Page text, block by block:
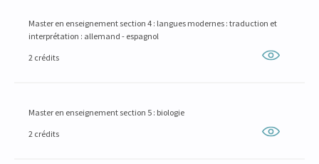
Master en enseignement section 4 : langues modernes : traduction et
interprétation : allemand - espagnol
2 crédits
Master en enseignement section 5 : biologie
2 crédits